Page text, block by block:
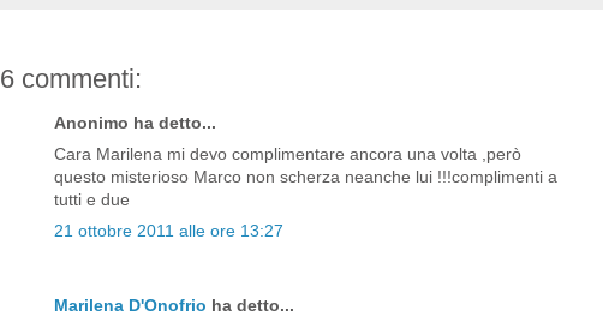
6 commenti:
Anonimo ha detto...
Cara Marilena mi devo complimentare ancora una volta ,però
questo misterioso Marco non scherza neanche lui !!!complimenti a
tutti e due
21 ottobre 2011 alle ore 13:27
Marilena D'Onofrio ha detto...